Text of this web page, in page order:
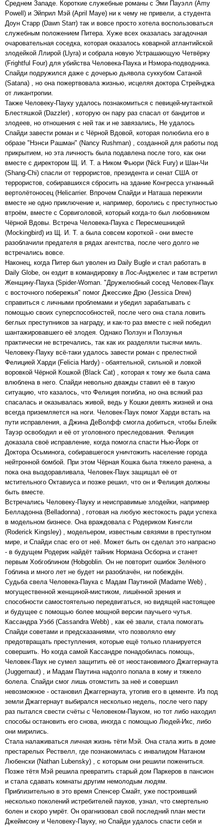
Среднем Западе. Короткие служебные романы с Эми Пауэлл (Amy
Powell) и Эйприл Мэй (April Maye) ни к чему не привели, а студента
Доун Старр (Dawn Starr) так и вовсе просто хотела воспользоваться
служебным положением Питера. Хуже всех оказалась загадочная
очаровательная соседка, которая оказалось коварной атлантийской
злодейкой Ллирой (Llyra) и собрала новую Устрашающую Четвёрку
(Frightful Four) для убийства Человека-Паука и Нэмора-подводника.
Спайди подружился даже с дочерью дьявола суккубом Сатаной
(Satana) , но она пожертвовала жизнью, исцеляя доктора Стрейнджа
от ликантропии.
Также Человеку-Пауку удалось познакомиться с певицей-мутанткой
Блестяшкой (Dazzler) , которую он пару раз спасал от бандитов и
злодеев, но отношения с ней так и не завязались, Не удалось
Спайди завести роман и с Чёрной Вдовой, которая полюбила его в
образе "Нэнси Рашман" (Nancy Rushman) , созданной для работы под
прикрытием, но эта личность была подавлена после того, как они
вместе с директором Щ. И. Т. а Ником Фьюри (Nick Fury) и Шан-Чи
(Shang-Chi) спасли от террористов, президента и сенат США от
террористов, собиравшихся сбросить на здание Конгресса угнанный
вертолётоносец (Helicarrier. Впрочем Спайди и Наташа пережили
вместе не одно приключение и, например, боролись с преступностью
втроём, вместе с Сорвиголовой, который когда-то был любовником
Чёрной Вдовы. Встреча Человека-Паука с Пересмешницей
(Mockingbird) из Щ. И. Т. а была совсем короткой - они вместе
разоблачили предателя в рядах агентства, после чего долго не
встречались вовсе.
Наконец, когда Питер был уволен из Daily Bugle и стал работать в
Daily Globe, он ездит в командировку в Лос-Анджелес и там встретил
Женщину-Паука (Spider-Woman. "Дружелюбный сосед Человек-Паук
с восточного побережья" помог Джессике Дрю (Jessica Drew)
справиться с личными проблемами и убедил зарабатывать с
помощью своих суперспособностей, после чего она стала ловить
беглых преступников за награду, и как-то раз вместе с ней победил
шантажировавшего её злодея. Однако Ползун и Ползунья
практически не встречались, так как их разделяли тысячи миль.
Человеку-Пауку всё-таки удалось завести роман с прелестной
Фелицией Харди (Felicia Hardy) - обаятельной, сильной и ловкой
воровкой Чёрной Кошкой (Black Cat) , которая к тому же была сама
влюблена в него. Спайди невольно дважды ставил её в такую
ситуацию, что казалось, что Фелиция погибла, но она всякий раз
спасалась и оказывалась живой, ведь у Кошки девять жизней и она
всегда приземляется на ноги. Человек-Паук помог Харди встать на
пути исправления, а Джина ДеВолфф смогла добиться, чтобы Блейк
Тауэр освободил и её от уголовного преследования. Фелиция
доказала своё исправление, когда помогла спасти Нью-Йорк от
Доктора Осьминога, собиравшегося уничтожить население города
нейтронной бомбой. При этом Чёрная Кошка была тяжело ранена, а
пока она выздоравливала, Человек-Паук защищал её от
мстительного Октавиуса и позже решил, что он и Фелиция должны
быть вместе.
Встречались Человеку-Пауку и неисправимые злодейки, например
Белладонна (Belladonna) , готовая на любую жестокость ради успеха
в модельном бизнесе. Она враждовала с Родериком Кингсли
(Roderick Kingsley) , модельером, известным связями в преступном
мире, и Спайди спас его от неё. Может быть он сделал это напрасно
- в будущем Родерик найдёт тайник Нормана Осборна и станет
первым Хобгоблином (Hobgoblin. Он не повторит ошибок Зелёного
Гоблина и много лет не будет ни разоблачён, ни побеждён.
Судьба свела Человека-Паука с Мадам Паутиной (Madame Web) ,
могущественной женщиной-мистиком, лишённой зрения и
способности самостоятельно передвигаться, но видящей настоящее
и будущее с помощью более мощной версии паучьего чутья.
Кассандра Уэбб (Cassandra Webb) , как её звали, стала помогать
Спайди советами и предсказаниями, что позволяло ему
предотвращать преступления, которые ещё только планируется
совершить. Но когда самой Кассандре понадобилась помощь,
Человек-Паук не сумел защитить её от неостановимого Джаггернаута
(Juggernaut) , и Мадам Паутина надолго попала в кому и тяжело
болела. Спайди смог лишь отомстить за неё и совершил
невозможное - остановил Джаггернаута, утопив его в цементе. Из под
земли Джаггернаут выбирался несколько недель, после чего пару
раз пытался свести счёты с Человеком-Пауком, но тот либо находил
способы остановить его снова, иногда с помощью Людей-Икс, либо
они мирились.
Стала налаживаться личная жизнь тёти Мэй. Она стала жить в доме
престарелых Рествелл, где познакомилась с инвалидом Натаном
Любенски (Nathan Lubensky) , с которым они решили пожениться.
Позже тётя Мэй решила превратить старый дом Паркеров в пансион
и стала сдавать комнаты другим немолодым людям.
Приблизительно в это время Спенсер Смайт, уже построивший
несколько поколений истребителей пауков, узнал, что смертельно
болен и скоро умрёт. Он орагнизовал свой последний план мести
Джеймсону и Человеку-Пауку, но Спайди удалось спасти себя и